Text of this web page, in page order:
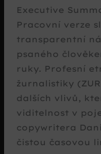
Executive
Pracovní verze
transparentní
psaného
ruky. Profesní
žurnalistiky
dalších vlivů,
viditelnost v
copywritera
čistou časovou